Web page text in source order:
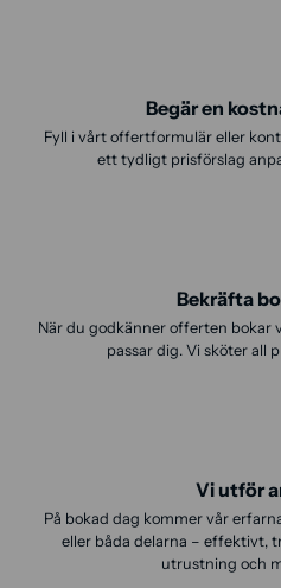
Begär en
Fyll i vårt offertformulär eller
ett tydligt prisförslag
Bekräfta
När du godkänner offerten bokar
passar dig. Vi sköter all
Vi utför
På bokad dag kommer vår
eller båda delarna – effektivt,
utrustning och